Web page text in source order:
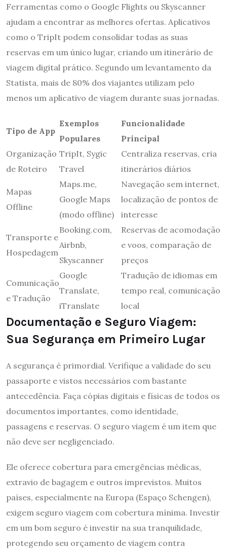
Ferramentas como o Google Flights ou Skyscanner
ajudam a encontrar as melhores ofertas. Aplicativos
como o TripIt podem consolidar todas as suas
reservas em um único lugar, criando um itinerário de
viagem digital prático. Segundo um levantamento da
Statista, mais de 80% dos viajantes utilizam pelo
menos um aplicativo de viagem durante suas jornadas.
Tipo de App
Exemplos
Populares
Funcionalidade
Principal
Organização
de Roteiro
TripIt, Sygic
Travel
Centraliza reservas, cria
itinerários diários
Mapas
Offline
Maps.me,
Google Maps
(modo offline)
Navegação sem internet,
localização de pontos de
interesse
Transporte e
Hospedagem
Booking.com,
Airbnb,
Skyscanner
Reservas de acomodação
e voos, comparação de
preços
Comunicação
e Tradução
Google
Translate,
iTranslate
Tradução de idiomas em
tempo real, comunicação
local
Documentação e Seguro Viagem:
Sua Segurança em Primeiro Lugar
A segurança é primordial. Verifique a validade do seu
passaporte e vistos necessários com bastante
antecedência. Faça cópias digitais e físicas de todos os
documentos importantes, como identidade,
passagens e reservas. O seguro viagem é um item que
não deve ser negligenciado.
Ele oferece cobertura para emergências médicas,
extravio de bagagem e outros imprevistos. Muitos
países, especialmente na Europa (Espaço Schengen),
exigem seguro viagem com cobertura mínima. Investir
em um bom seguro é investir na sua tranquilidade,
protegendo seu orçamento de viagem contra